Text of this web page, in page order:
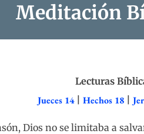
Meditación
Lecturas
Jueces 14| Hechos 18|
Dios no se limitaba a